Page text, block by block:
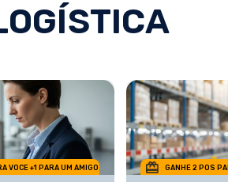
VOCE +1 PARA UM AMIGO GANHE 2 POS